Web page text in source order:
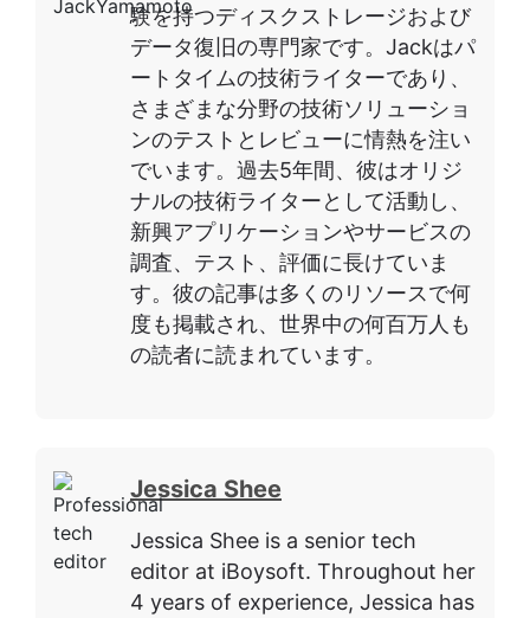
験を持つディスクストレージおよび
データ復旧の専門家です。Jackはパ
ートタイムの技術ライターであり、
さまざまな分野の技術ソリューショ
ンのテストとレビューに情熱を注い
でいます。過去5年間、彼はオリジ
ナルの技術ライターとして活動し、
新興アプリケーションやサービスの
調査、テスト、評価に長けていま
す。彼の記事は多くのリソースで何
度も掲載され、世界中の何百万人も
の読者に読まれています。
Jessica Shee
Jessica Shee is a senior tech
editor at iBoysoft. Throughout her
4 years of experience, Jessica has